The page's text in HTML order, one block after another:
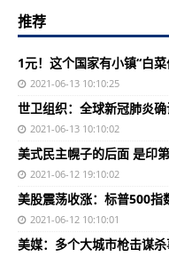
推荐
1元！这个国家有小镇“白
2021-06-13 10:10:25
世卫组织：全球新冠肺炎
2021-06-13 10:10:02
美式民主幌子的后面 是印
2021-06-12 19:10:02
美股震荡收涨：标普500指
2021-06-12 10:10:01
美媒：多个大城市枪击谋